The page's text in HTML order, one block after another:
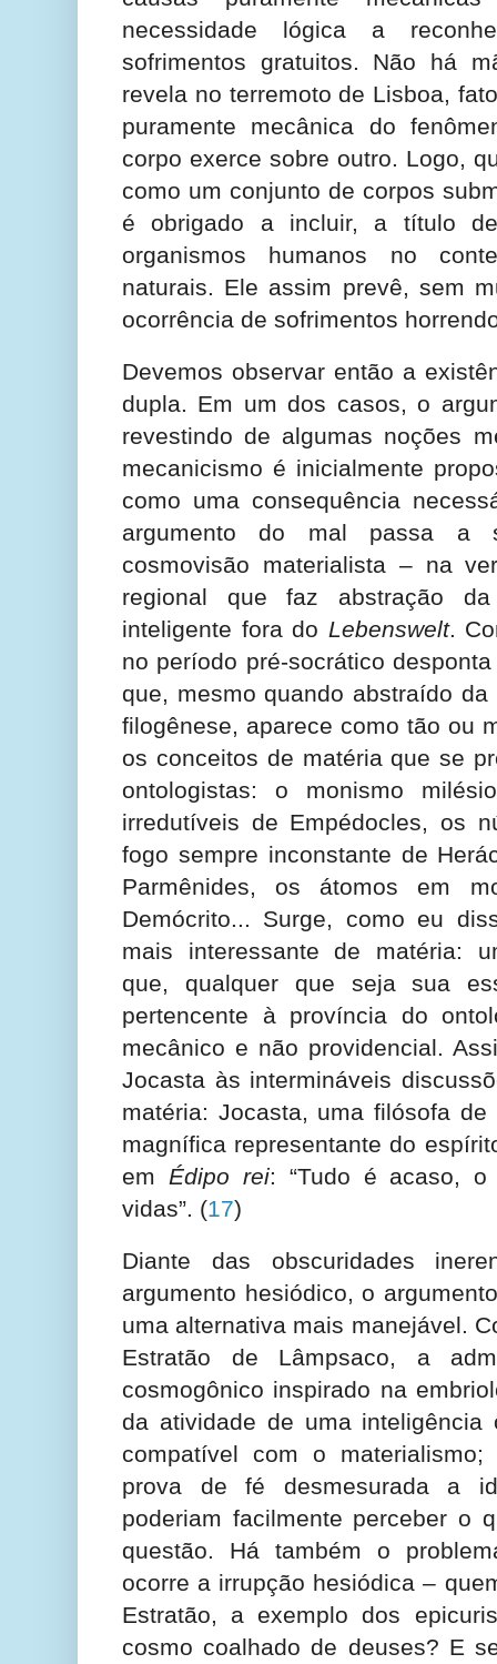
necessidade lógica a
sofrimentos gratuitos. Não há
revela no terremoto de Lisboa,
puramente mecânica do
corpo exerce sobre outro. Logo,
como um conjunto de corpos
é obrigado a incluir, a título
organismos humanos no
naturais. Ele assim prevê, sem
ocorrência de sofrimentos
Devemos observar então a
dupla. Em um dos casos, o
revestindo de algumas noções
mecanicismo é inicialmente
como uma consequência
argumento do mal passa a
cosmovisão materialista – na
regional que faz abstração
inteligente fora do Lebenswelt.
no período pré-socrático
que, mesmo quando abstraído
filogênese, aparece como tão ou
os conceitos de matéria que se
ontologistas: o monismo
irredutíveis de Empédocles, os
fogo sempre inconstante de
Parmênides, os átomos em
Demócrito... Surge, como eu
mais interessante de matéria:
que, qualquer que seja sua
pertencente à província do
mecânico e não providencial.
Jocasta às intermináveis
matéria: Jocasta, uma filósofa
magnífica representante do
em Édipo rei: “Tudo é acaso, o
vidas”. (17)
Diante das obscuridades
argumento hesiódico, o
uma alternativa mais manejável.
Estratão de Lâmpsaco, a
cosmogônico inspirado na
da atividade de uma inteligência
compatível com o
prova de fé desmesurada a
poderiam facilmente perceber o
questão. Há também o
ocorre a irrupção hesiódica –
Estratão, a exemplo dos
cosmo coalhado de deuses? E